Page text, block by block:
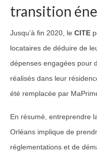
transition
Jusqu’à fin 2020, le CITE
locataires de déduire de
dépenses engagées pour
réalisés dans leur
été remplacée par
En résumé, entreprendre
Orléans implique de
réglementations et de